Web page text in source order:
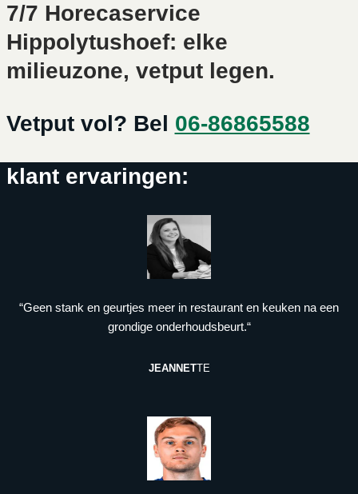
7/7 Horecaservice
Hippolytushoef: elke
milieuzone, vetput legen.
Vetput vol? Bel 06-86865588
klant ervaringen:
“Geen stank en geurtjes meer in restaurant en keuken na een
grondige onderhoudsbeurt.“
JEANNETTE